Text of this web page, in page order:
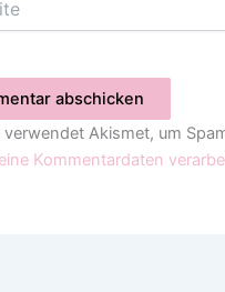
verwendet Akismet, um
Kommentardaten